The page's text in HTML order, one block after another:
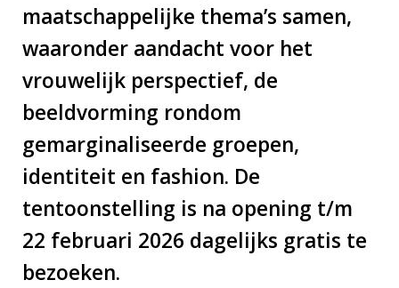
maatschappelijke thema’s samen,
waaronder aandacht voor het
vrouwelijk perspectief, de
beeldvorming rondom
gemarginaliseerde groepen,
identiteit en fashion. De
tentoonstelling is na opening t/m
22 februari 2026 dagelijks gratis te
bezoeken.